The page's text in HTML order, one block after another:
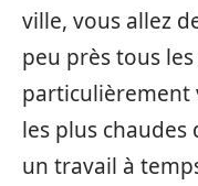
ville, vous allez
peu près tous les
particulièrement
les plus chaudes
un travail à